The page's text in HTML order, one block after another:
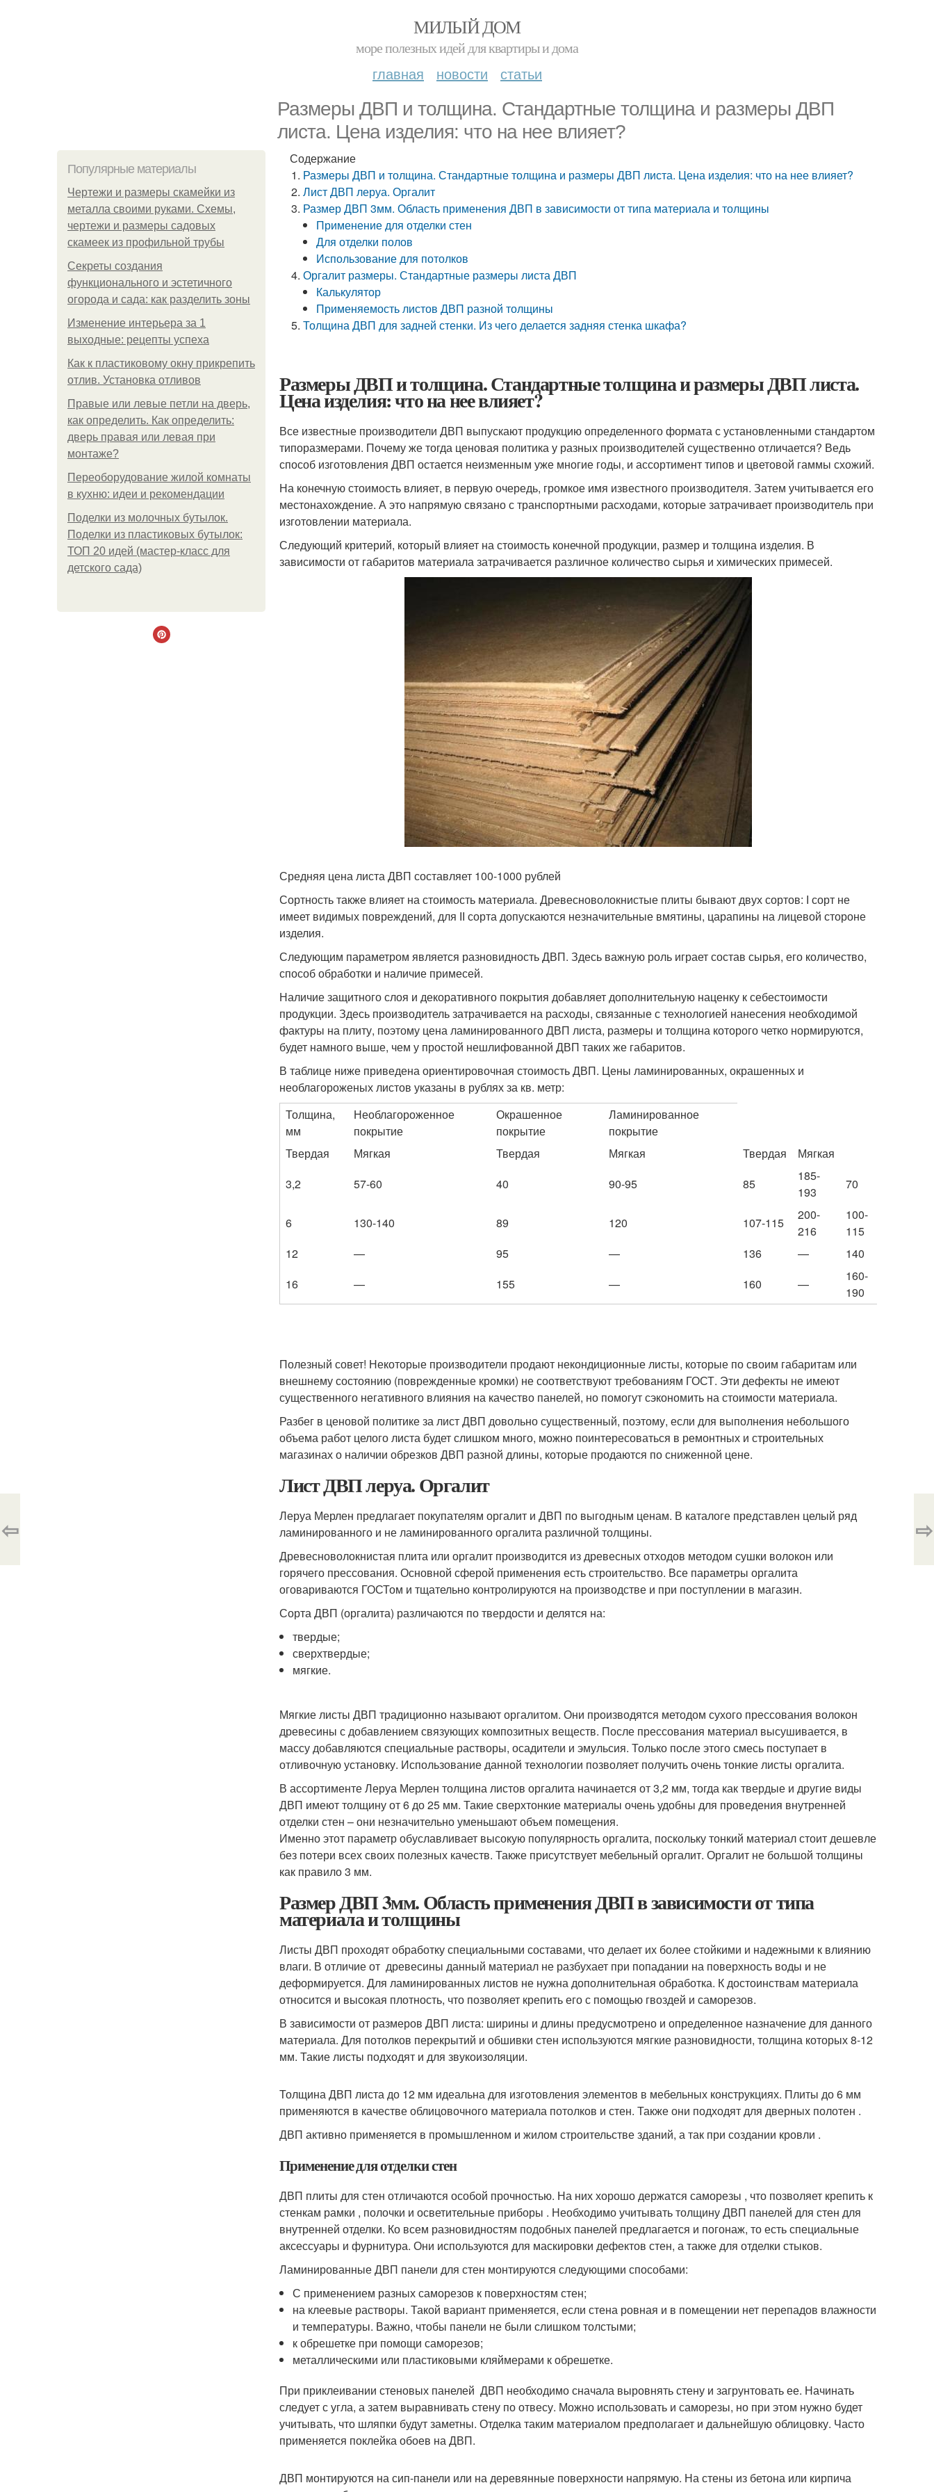
МИЛЫЙ ДОМ
море полезных идей для квартиры и дома
главная новости статьи
Размеры ДВП и толщина. Стандартные толщина и размеры ДВП
листа. Цена изделия: что на нее влияет?
Популярные материалы
Чертежи и размеры скамейки из
металла своими руками. Схемы,
чертежи и размеры садовых
скамеек из профильной трубы
Секреты создания
функционального и эстетичного
огорода и сада: как разделить зоны
Изменение интерьера за 1
выходные: рецепты успеха
Как к пластиковому окну прикрепить
отлив. Установка отливов
Правые или левые петли на дверь,
как определить. Как определить:
дверь правая или левая при
монтаже?
Переоборудование жилой комнаты
в кухню: идеи и рекомендации
Поделки из молочных бутылок.
Поделки из пластиковых бутылок:
ТОП 20 идей (мастер-класс для
детского сада)
Содержание
Размеры ДВП и толщина. Стандартные толщина и размеры ДВП листа. Цена изделия: что на нее влияет?
Лист ДВП леруа. Оргалит
Размер ДВП 3мм. Область применения ДВП в зависимости от типа материала и толщины
Применение для отделки стен
Для отделки полов
Использование для потолков
Оргалит размеры. Стандартные размеры листа ДВП
Калькулятор
Применяемость листов ДВП разной толщины
Толщина ДВП для задней стенки. Из чего делается задняя стенка шкафа?
Размеры ДВП и толщина. Стандартные толщина и размеры ДВП листа.
Цена изделия: что на нее влияет?
Все известные производители ДВП выпускают продукцию определенного формата с установленными стандартом
типоразмерами. Почему же тогда ценовая политика у разных производителей существенно отличается? Ведь
способ изготовления ДВП остается неизменным уже многие годы, и ассортимент типов и цветовой гаммы схожий.
На конечную стоимость влияет, в первую очередь, громкое имя известного производителя. Затем учитывается его
местонахождение. А это напрямую связано с транспортными расходами, которые затрачивает производитель при
изготовлении материала.
Следующий критерий, который влияет на стоимость конечной продукции, размер и толщина изделия. В
зависимости от габаритов материала затрачивается различное количество сырья и химических примесей.
Средняя цена листа ДВП составляет 100-1000 рублей
Сортность также влияет на стоимость материала. Древесноволокнистые плиты бывают двух сортов: І сорт не
имеет видимых повреждений, для ІІ сорта допускаются незначительные вмятины, царапины на лицевой стороне
изделия.
Следующим параметром является разновидность ДВП. Здесь важную роль играет состав сырья, его количество,
способ обработки и наличие примесей.
Наличие защитного слоя и декоративного покрытия добавляет дополнительную наценку к себестоимости
продукции. Здесь производитель затрачивается на расходы, связанные с технологией нанесения необходимой
фактуры на плиту, поэтому цена ламинированного ДВП листа, размеры и толщина которого четко нормируются,
будет намного выше, чем у простой нешлифованной ДВП таких же габаритов.
В таблице ниже приведена ориентировочная стоимость ДВП. Цены ламинированных, окрашенных и
необлагороженых листов указаны в рублях за кв. метр:
Толщина,
мм
Необлагороженное
покрытие
Окрашенное
покрытие
Ламинированное
покрытие
Твердая
Мягкая Твердая Мягкая Твердая
Мягкая
3,2
57-60 40 90-95 85
185-
193
70
6 130-140 89 120 107-115
200-
216
100-
115
12
— 95 — 136 —
140
16
— 155 — 160 —
160-
190
Полезный совет! Некоторые производители продают некондиционные листы, которые по своим габаритам или
внешнему состоянию (поврежденные кромки) не соответствуют требованиям ГОСТ. Эти дефекты не имеют
существенного негативного влияния на качество панелей, но помогут сэкономить на стоимости материала.
Разбег в ценовой политике за лист ДВП довольно существенный, поэтому, если для выполнения небольшого
объема работ целого листа будет слишком много, можно поинтересоваться в ремонтных и строительных
магазинах о наличии обрезков ДВП разной длины, которые продаются по сниженной цене.
Лист ДВП леруа. Оргалит
Леруа Мерлен предлагает покупателям оргалит и ДВП по выгодным ценам. В каталоге представлен целый ряд
ламинированного и не ламинированного оргалита различной толщины.
Древесноволокнистая плита или оргалит производится из древесных отходов методом сушки волокон или
горячего прессования. Основной сферой применения есть строительство. Все параметры оргалита
оговариваются ГОСТом и тщательно контролируются на производстве и при поступлении в магазин.
Сорта ДВП (оргалита) различаются по твердости и делятся на:
твердые;
сверхтвердые;
мягкие.
Мягкие листы ДВП традиционно называют оргалитом. Они производятся методом сухого прессования волокон
древесины с добавлением связующих композитных веществ. После прессования материал высушивается, в
массу добавляются специальные растворы, осадители и эмульсия. Только после этого смесь поступает в
отливочную установку. Использование данной технологии позволяет получить очень тонкие листы оргалита.
В ассортименте Леруа Мерлен толщина листов оргалита начинается от 3,2 мм, тогда как твердые и другие виды
ДВП имеют толщину от 6 до 25 мм. Такие сверхтонкие материалы очень удобны для проведения внутренней
отделки стен – они незначительно уменьшают объем помещения.
Именно этот параметр обуславливает высокую популярность оргалита, поскольку тонкий материал стоит дешевле
без потери всех своих полезных качеств. Также присутствует мебельный оргалит. Оргалит не большой толщины
как правило 3 мм.
Размер ДВП 3мм. Область применения ДВП в зависимости от типа
материала и толщины
Листы ДВП проходят обработку специальными составами, что делает их более стойкими и надежными к влиянию
влаги. В отличие от древесины данный материал не разбухает при попадании на поверхность воды и не
деформируется. Для ламинированных листов не нужна дополнительная обработка. К достоинствам материала
относится и высокая плотность, что позволяет крепить его с помощью гвоздей и саморезов.
В зависимости от размеров ДВП листа: ширины и длины предусмотрено и определенное назначение для данного
материала. Для потолков перекрытий и обшивки стен используются мягкие разновидности, толщина которых 8-12
мм. Такие листы подходят и для звукоизоляции.
Толщина ДВП листа до 12 мм идеальна для изготовления элементов в мебельных конструкциях. Плиты до 6 мм
применяются в качестве облицовочного материала потолков и стен. Также они подходят для дверных полотен .
ДВП активно применяется в промышленном и жилом строительстве зданий, а так при создании кровли .
Применение для отделки стен
ДВП плиты для стен отличаются особой прочностью. На них хорошо держатся саморезы , что позволяет крепить к
стенкам рамки , полочки и осветительные приборы . Необходимо учитывать толщину ДВП панелей для стен для
внутренней отделки. Ко всем разновидностям подобных панелей предлагается и погонаж, то есть специальные
аксессуары и фурнитура. Они используются для маскировки дефектов стен, а также для отделки стыков.
Ламинированные ДВП панели для стен монтируются следующими способами:
С применением разных саморезов к поверхностям стен;
на клеевые растворы. Такой вариант применяется, если стена ровная и в помещении нет перепадов влажности
и температуры. Важно, чтобы панели не были слишком толстыми;
к обрешетке при помощи саморезов;
металлическими или пластиковыми кляймерами к обрешетке.
При приклеивании стеновых панелей ДВП необходимо сначала выровнять стену и загрунтовать ее. Начинать
следует с угла, а затем выравнивать стену по отвесу. Можно использовать и саморезы, но при этом нужно будет
учитывать, что шляпки будут заметны. Отделка таким материалом предполагает и дальнейшую облицовку. Часто
применяется поклейка обоев на ДВП.
ДВП монтируются на сип-панели или на деревянные поверхности напрямую. На стены из бетона или кирпича
⇦ ⇨